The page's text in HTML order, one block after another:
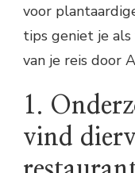
voor
tips geniet je
van je reis door
1.
vind